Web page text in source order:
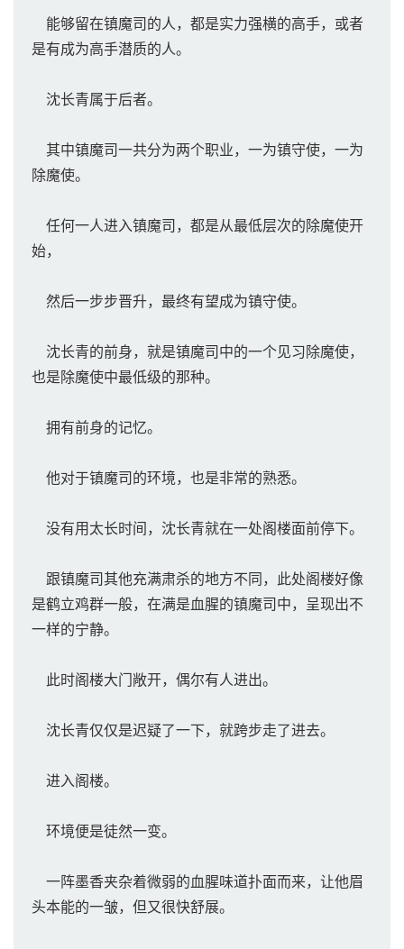
能够留在镇魔司的人，都是实力强横的高手，或者
是有成为高手潜质的人。
沈长青属于后者。
其中镇魔司一共分为两个职业，一为镇守使，一为
除魔使。
任何一人进入镇魔司，都是从最低层次的除魔使开
始，
然后一步步晋升，最终有望成为镇守使。
沈长青的前身，就是镇魔司中的一个见习除魔使，
也是除魔使中最低级的那种。
拥有前身的记忆。
他对于镇魔司的环境，也是非常的熟悉。
没有用太长时间，沈长青就在一处阁楼面前停下。
跟镇魔司其他充满肃杀的地方不同，此处阁楼好像
是鹤立鸡群一般，在满是血腥的镇魔司中，呈现出不
一样的宁静。
此时阁楼大门敞开，偶尔有人进出。
沈长青仅仅是迟疑了一下，就跨步走了进去。
进入阁楼。
环境便是徒然一变。
一阵墨香夹杂着微弱的血腥味道扑面而来，让他眉
头本能的一皱，但又很快舒展。